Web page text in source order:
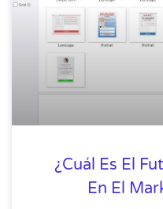
¿Cuál Es El
En El